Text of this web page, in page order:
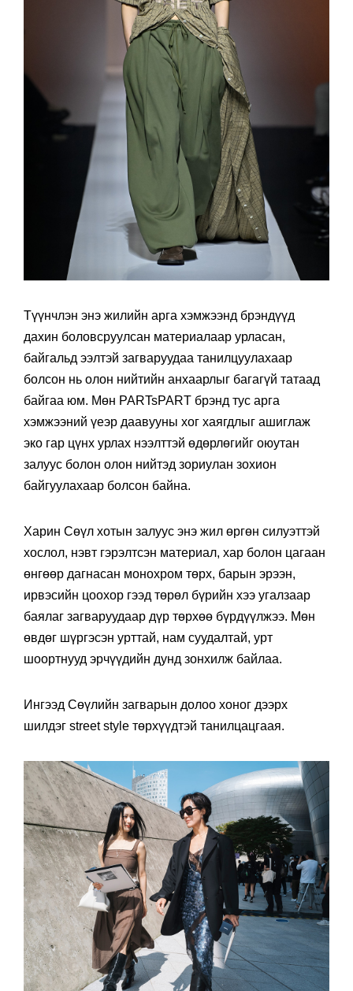
Түүнчлэн энэ жилийн арга хэмжээнд брэндүүд
дахин боловсруулсан материалаар урласан,
байгальд ээлтэй загваруудаа танилцуулахаар
болсон нь олон нийтийн анхаарлыг багагүй татаад
байгаа юм. Мөн PARTsPART брэнд тус арга
хэмжээний үеэр даавууны хог хаягдлыг ашиглаж
эко гар цүнх урлах нээлттэй өдөрлөгийг оюутан
залуус болон олон нийтэд зориулан зохион
байгуулахаар болсон байна.
Харин Сөүл хотын залуус энэ жил өргөн силуэттэй
хослол, нэвт гэрэлтсэн материал, хар болон цагаан
өнгөөр дагнасан монохром төрх, барын эрээн,
ирвэсийн цоохор гээд төрөл бүрийн хээ угалзаар
баялаг загваруудаар дүр төрхөө бүрдүүлжээ. Мөн
өвдөг шүргэсэн урттай, нам суудалтай, урт
шоортнууд эрчүүдийн дунд зонхилж байлаа.
Ингээд Сөүлийн загварын долоо хоног дээрх
шилдэг street style төрхүүдтэй танилцацгаая.